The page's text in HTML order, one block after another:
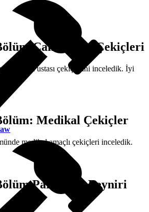
Cam Ustası Çekiçleri
cam ustası çekiçlerini inceledik. İyi
Medikal Çekiçler
medikal amaçlı çekiçleri inceledik.
Parmesan Peyniri